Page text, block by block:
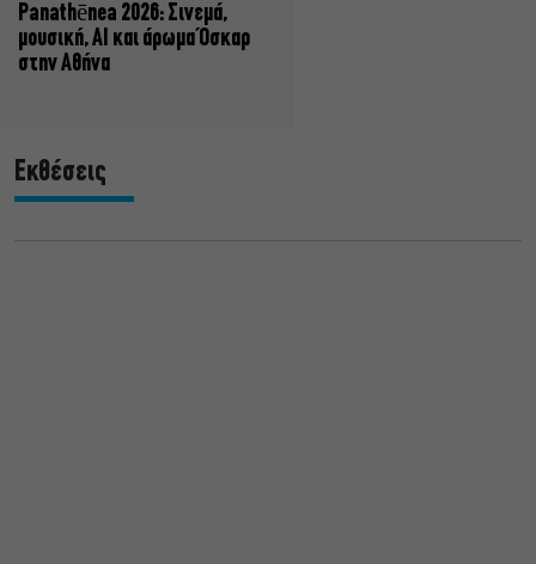
Panathēnea 2026: Σινεμά,
μουσική, AI και άρωμα Όσκαρ
στην Αθήνα
Εκθέσεις